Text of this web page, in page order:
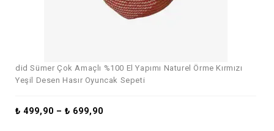
did Sümer Çok Amaçlı %100 El Yapımı Naturel Örme Kırmızı
Yeşil Desen Hasır Oyuncak Sepeti
₺ 499,90 – ₺ 699,90